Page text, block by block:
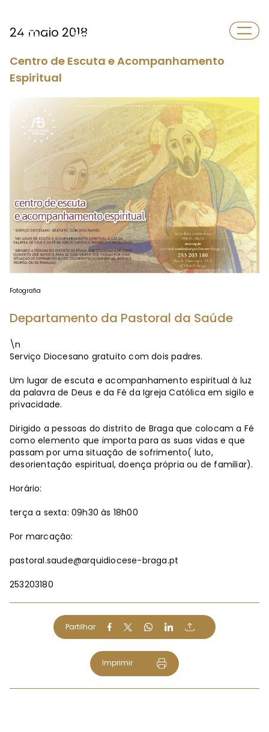
Departamento
Saúde
24 maio 2018
Centro de Escuta e Acompanhamento
Espiritual
Fotografia
Departamento da Pastoral da Saúde
\n
Serviço Diocesano gratuito com dois padres.
Um lugar de escuta e acompanhamento espiritual à luz
da palavra de Deus e da Fé da Igreja Católica em sigilo e
privacidade.
Dirigido a pessoas do distrito de Braga que colocam a Fé
como elemento que importa para as suas vidas e que
passam por uma situação de sofrimento( luto,
desorientação espiritual, doença própria ou de familiar).
Horário:
terça a sexta: 09h30 às 18h00
Por marcação:
pastoral.saude@arquidiocese-braga.pt
253203180
Partilhar
Imprimir